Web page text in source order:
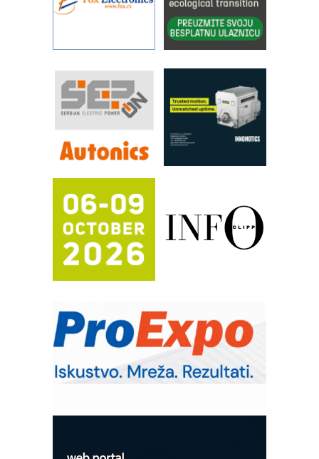
RILINEX kompanije Rittal
FANUC: Najbolje za vašu pametnu
automatizaciju
Efikasno upravljanje energijom
Automatizacija pakovanja · Display
(Shelf-Ready) omotnice
Proizvodnja iC7 Hybrid 1500 VDC
mrežnog pretvarača sa tečnim
hlađenjem
Trajna oznaka kao dugoročna korist
Bezbednost na prvom mestu!
IB BLUMENAUER - više od 40 godina
poverenja u industriji
COMBYPACK
– Pametna signalizacija za efikasnije
upravljanje mašinama
Sigurnije ispitivanje transformatora u
solarnim elektranama i vetroparkovima
Pranje točkova na gradilištu- standard
ROSA i SCHUNK podižu proizvodnju
Detekcija različitih oblika